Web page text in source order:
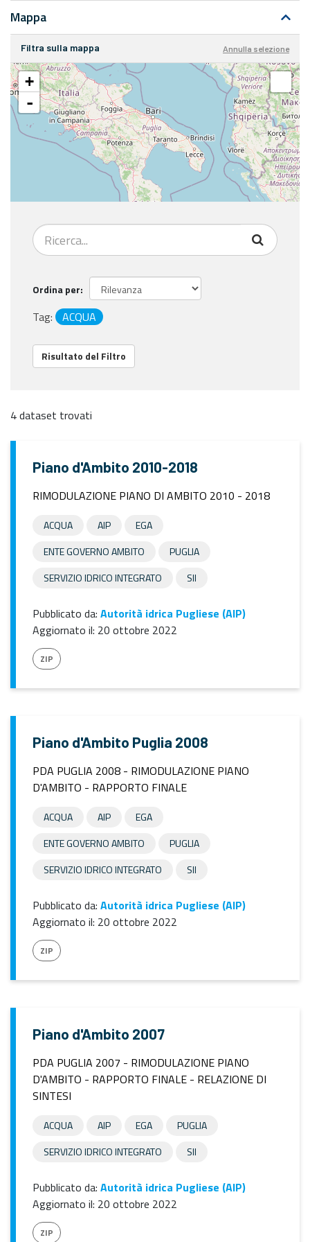
Mappa
Filtra sulla mappa Annulla selezione
+
-
Ordina per
Tag: ACQUA
Risultato del Filtro
4 dataset trovati
Piano d'Ambito 2010-2018
RIMODULAZIONE PIANO DI AMBITO 2010 - 2018
ACQUA AIP
EGA
ENTE GOVERNO AMBITO
PUGLIA
SERVIZIO IDRICO INTEGRATO
SII
Pubblicato da: Autorità idrica Pugliese (AIP)
Aggiornato il: 20 ottobre 2022
ZIP
Piano d'Ambito Puglia 2008
PDA PUGLIA 2008 - RIMODULAZIONE PIANO
D'AMBITO - RAPPORTO FINALE
ACQUA AIP
EGA
ENTE GOVERNO AMBITO
PUGLIA
SERVIZIO IDRICO INTEGRATO
SII
Pubblicato da: Autorità idrica Pugliese (AIP)
Aggiornato il: 20 ottobre 2022
ZIP
Piano d'Ambito 2007
PDA PUGLIA 2007 - RIMODULAZIONE PIANO
D'AMBITO - RAPPORTO FINALE - RELAZIONE DI
SINTESI
ACQUA AIP EGA
PUGLIA
SERVIZIO IDRICO INTEGRATO
SII
Pubblicato da: Autorità idrica Pugliese (AIP)
Aggiornato il: 20 ottobre 2022
ZIP